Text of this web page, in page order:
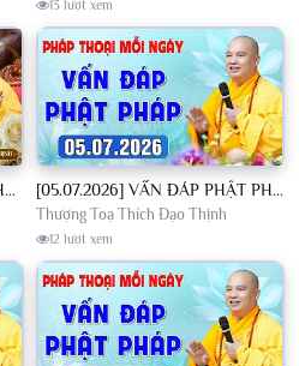
13 lượt xem
[04.07.2026] VẤN ĐÁP MỚI NHẤT - Pháp Hội Địa Tạng Chùa Khai Nguyên | TT. Thích Đạo Thịnh [05.07.2026] VẤN ĐÁP PHẬT PHÁP - Nghe Thầy giảng Pháp mỗi ngày CÔNG ĐỨC VÔ LƯỢNG│TT. Thích Đạo Thịnh
Thượng Toạ Thích Đạo Thịnh
12 lượt xem